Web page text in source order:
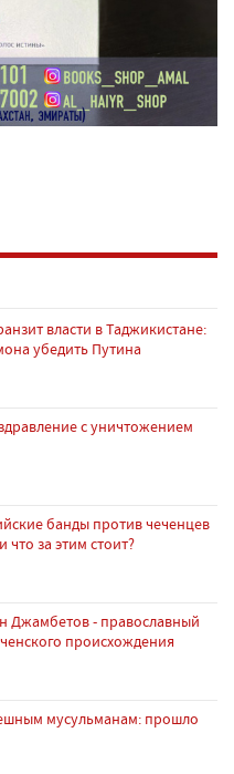
власти в Таджикистане:
убедить Путина
с уничтожением
банды против чеченцев
что за этим стоит?
Джамбетов - православный
происхождения
мусульманам: прошло